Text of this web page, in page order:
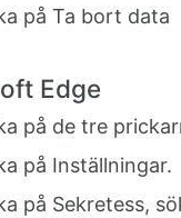
på Ta bort data
Edge
på de tre
på Inställningar.
på Sekretess,